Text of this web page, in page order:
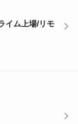
イム上場/リモ